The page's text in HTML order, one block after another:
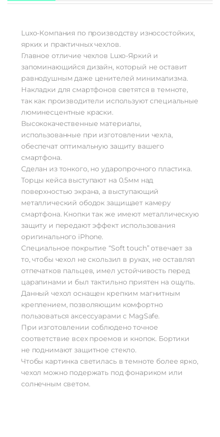
Luxo-Компания по производству износостойких,
ярких и практичных чехлов.
Главное отличие чехлов Luxo-Яркий и
запоминающийся дизайн, который не оставит
равнодушным даже ценителей минимализма.
Накладки для смартфонов светятся в темноте,
так как производители используют специальные
люминесцентные краски.
Высококачественные материалы,
использованные при изготовлении чехла,
обеспечат оптимальную защиту вашего
смартфона.
Сделан из тонкого, но ударопрочного пластика.
Торцы кейса выступают на 0.5мм над
поверхностью экрана, а выступающий
металлический ободок защищает камеру
смартфона. Кнопки так же имеют металлическую
защиту и передают эффект использования
оригинального iPhone.
Специальное покрытие “Soft touch” отвечает за
то, чтобы чехол не скользил в руках, не оставлял
отпечатков пальцев, имел устойчивость перед
царапинами и был тактильно приятен на ощупь.
Данный чехол оснащен крепким магнитным
креплением, позволяющим комфортно
пользоваться аксессуарами с MagSafe.
При изготовлении соблюдено точное
соответствие всех проемов и кнопок. Бортики
не поднимают защитное стекло.
Чтобы картинка светилась в темноте более ярко,
чехол можно подержать под фонариком или
солнечным светом.